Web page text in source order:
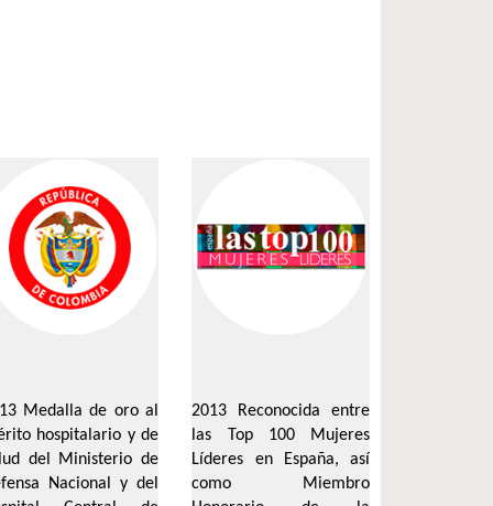
Medalla de oro al
hospitalario y de
del Ministerio de
Nacional y del
2013 Reconocida entre
las Top 100 Mujeres
Líderes en España, así
como Miembro